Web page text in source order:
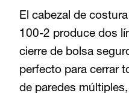
El cabezal de
100-2 produce dos
cierre de bolsa
perfecto para cerrar
de paredes